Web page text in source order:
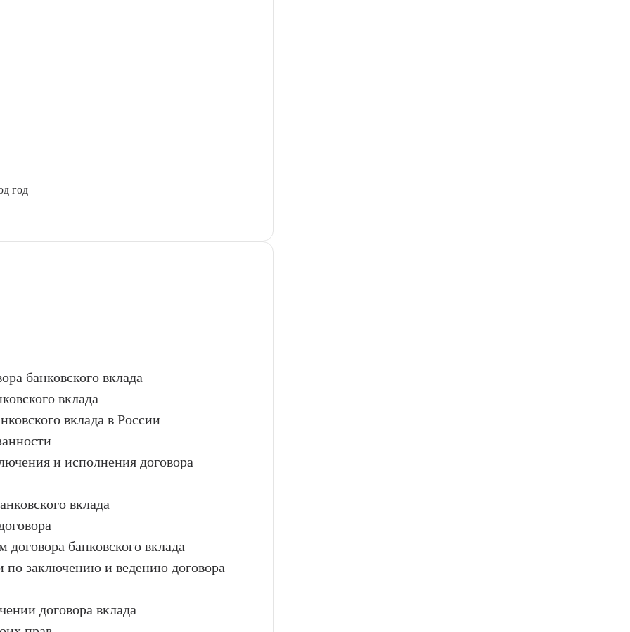
год
банковского вклада
вклада
вклада в России
и исполнения договора
вклада
банковского вклада
по заключению и ведению договора
договора вклада